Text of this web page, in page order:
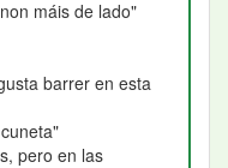
máis de lado"
barrer en esta
pero en las